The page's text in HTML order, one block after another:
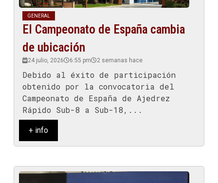
GENERAL
El Campeonato de España cambia
de ubicación
24 julio, 2026 6:55 pm 2 semanas hace
Debido al éxito de participación
obtenido por la convocatoria del
Campeonato de España de Ajedrez
Rápido Sub-8 a Sub-18,...
+ info